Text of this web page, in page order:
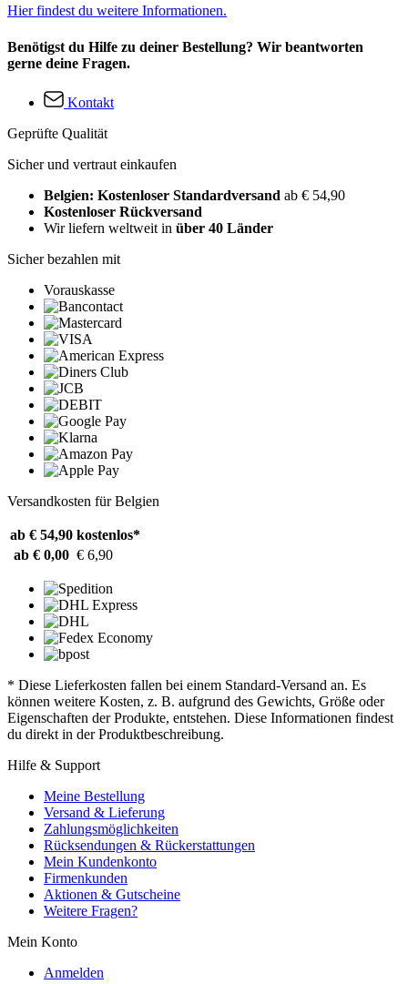
Hier findest du weitere Informationen.
Benötigst du Hilfe zu deiner Bestellung? Wir beantworten
gerne deine Fragen.
Kontakt
Geprüfte Qualität
Sicher und vertraut einkaufen
Belgien: Kostenloser Standardversand ab € 54,90
Kostenloser Rückversand
Wir liefern weltweit in über 40 Länder
Sicher bezahlen mit
Vorauskasse
Versandkosten für Belgien
ab € 54,90 kostenlos*
ab € 0,00 € 6,90
* Diese Lieferkosten fallen bei einem Standard-Versand an. Es
können weitere Kosten, z. B. aufgrund des Gewichts, Größe oder
Eigenschaften der Produkte, entstehen. Diese Informationen findest
du direkt in der Produktbeschreibung.
Hilfe & Support
Meine Bestellung
Versand & Lieferung
Zahlungsmöglichkeiten
Rücksendungen & Rückerstattungen
Mein Kundenkonto
Firmenkunden
Aktionen & Gutscheine
Weitere Fragen?
Mein Konto
Anmelden